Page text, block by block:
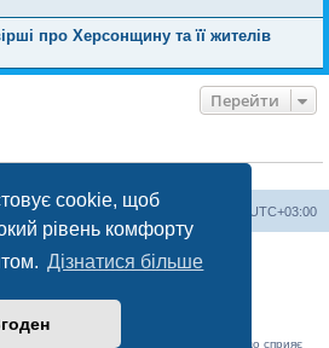
cookie, щоб
рівень комфорту
Дізнатися більше
про Херсонщину та її жителів
Перейти
UTC+03:00
Команда
Forum Software © phpBB Limited
незалежний інтерактивний веб-ресурс, що сприяє